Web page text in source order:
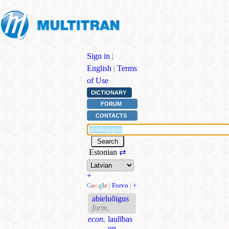
Sign in |
English | Terms
of Use
DICTIONARY
FORUM
CONTACTS
Estonian ⇄
+
Google | Forvo | +
abieluõigus
form.
econ. laulības